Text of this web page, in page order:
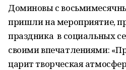
Доминовы с
пришли на мероприятие,
праздника в социальных
своими впечатлениями:
царит творческая